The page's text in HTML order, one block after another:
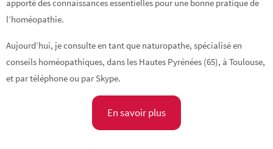
apporté des connaissances essentielles pour une bonne pratique de
l’homéopathie.
Aujourd’hui, je consulte en tant que naturopathe, spécialisé en
conseils homéopathiques, dans les Hautes Pyrénées (65), à Toulouse,
et par téléphone ou par Skype.
En savoir plus